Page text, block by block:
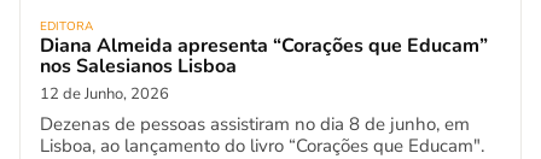
EDITORA
Diana Almeida apresenta “Corações que Educam”
nos Salesianos Lisboa
12 de Junho, 2026
Dezenas de pessoas assistiram no dia 8 de junho, em
Lisboa, ao lançamento do livro “Corações que Educam".